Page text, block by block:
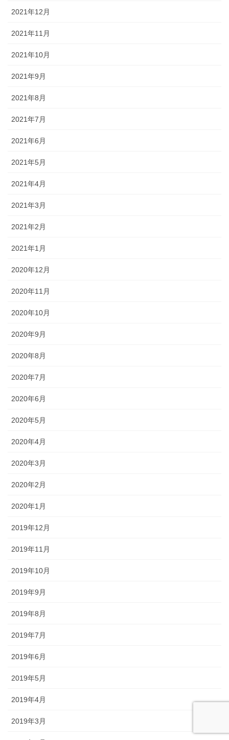
2021年12月
2021年11月
2021年10月
2021年9月
2021年8月
2021年7月
2021年6月
2021年5月
2021年4月
2021年3月
2021年2月
2021年1月
2020年12月
2020年11月
2020年10月
2020年9月
2020年8月
2020年7月
2020年6月
2020年5月
2020年4月
2020年3月
2020年2月
2020年1月
2019年12月
2019年11月
2019年10月
2019年9月
2019年8月
2019年7月
2019年6月
2019年5月
2019年4月
2019年3月